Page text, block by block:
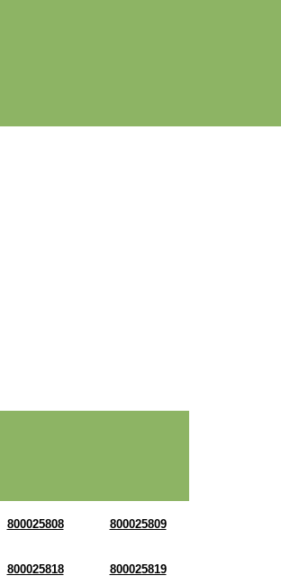
800025808 800025809
800025818 800025819